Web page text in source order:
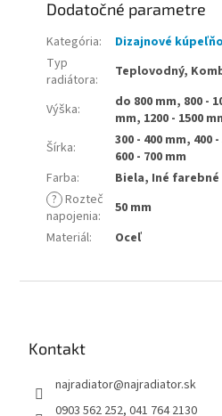
Dodatočné parametre
Kategória:
Dizajnové
Typ
radiátora: Teplovodný,
Výška:
do 800 mm, 800 -
mm, 1200 - 1500
Šírka:
300 - 400 mm, 400
600 - 700 mm
Farba:
Biela, Iné
? Rozteč
napojenia:
50 mm
Materiál: Oceľ
Kontakt
najradiator@najradiator.sk
0903 562 252, 041 764 2130